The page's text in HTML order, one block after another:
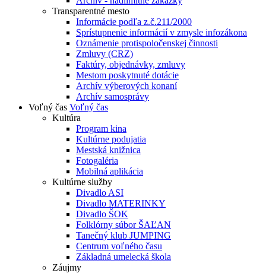
Transparentné mesto
Informácie podľa z.č.211/2000
Sprístupnenie informácií v zmysle infozákona
Oznámenie protispoločenskej činnosti
Zmluvy (CRZ)
Faktúry, objednávky, zmluvy
Mestom poskytnuté dotácie
Archív výberových konaní
Archív samosprávy
Voľný čas Voľný čas
Kultúra
Program kina
Kultúrne podujatia
Mestská knižnica
Fotogaléria
Mobilná aplikácia
Kultúrne služby
Divadlo ASI
Divadlo MATERINKY
Divadlo ŠOK
Folklórny súbor ŠAĽAN
Tanečný klub JUMPING
Centrum voľného času
Základná umelecká škola
Záujmy